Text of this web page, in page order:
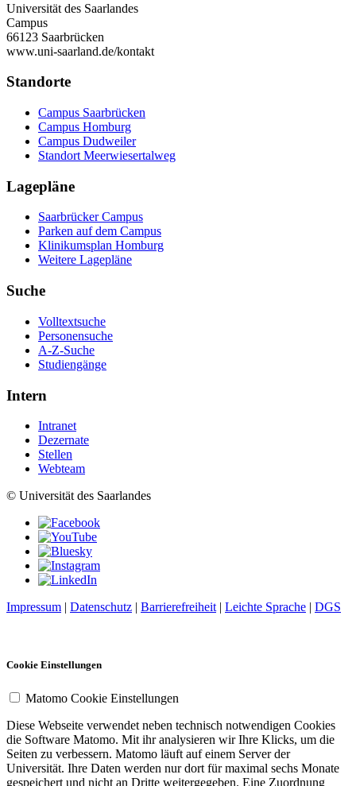
Universität des Saarlandes
Campus
66123 Saarbrücken
www.uni-saarland.de/kontakt
Standorte
Campus Saarbrücken
Campus Homburg
Campus Dudweiler
Standort Meerwiesertalweg
Lagepläne
Saarbrücker Campus
Parken auf dem Campus
Klinikumsplan Homburg
Weitere Lagepläne
Suche
Volltextsuche
Personensuche
A-Z-Suche
Studiengänge
Intern
Intranet
Dezernate
Stellen
Webteam
© Universität des Saarlandes
Impressum | Datenschutz | Barrierefreiheit | Leichte Sprache | DGS
Cookie Einstellungen
Matomo Cookie Einstellungen
Diese Webseite verwendet neben technisch notwendigen Cookies
die Software Matomo. Mit ihr analysieren wir Ihre Klicks, um die
Seiten zu verbessern. Matomo läuft auf einem Server der
Universität. Ihre Daten werden nur dort für maximal sechs Monate
gespeichert und nicht an Dritte weitergegeben. Eine Zuordnung